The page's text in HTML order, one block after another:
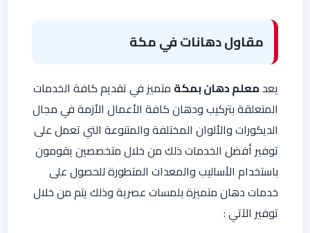
مقاول دهانات في مكة
يعد معلم دهان بمكة متميز في تقديم كافة الخدمات
المتعلقة بتركيب ودهان كافة الأعمال الأزمة في مجال
الديكورات والألوان المختلفة والمتنوعة التي تعمل على
توفير أفضل الخدمات ذلك من خلال متخصصين يقومون
باستخدام الأساليب والمعدات المتطورة للحصول على
خدمات دهان متميزة بلمسات عصرية وذلك يتم من خلال
توفير الآتي :